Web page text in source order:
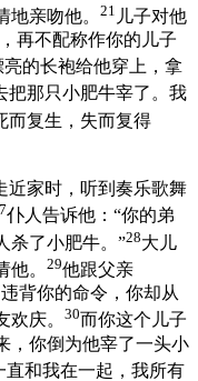
亲吻他。 21 儿子对他
再不配称作你的儿子
的长袍给他穿上，拿
把那只小肥牛宰了。我
而复生，失而复得
近家时，听到奏乐歌舞
仆人告诉他：“你的弟
杀了小肥牛。”28大儿
。 29他跟父亲
背你的命令，你却从
庆。 30而你这个儿子
，你倒为他宰了一头小
直和我在一起，我所有